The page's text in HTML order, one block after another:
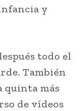
y
todo el
También
quinta más
de vídeos